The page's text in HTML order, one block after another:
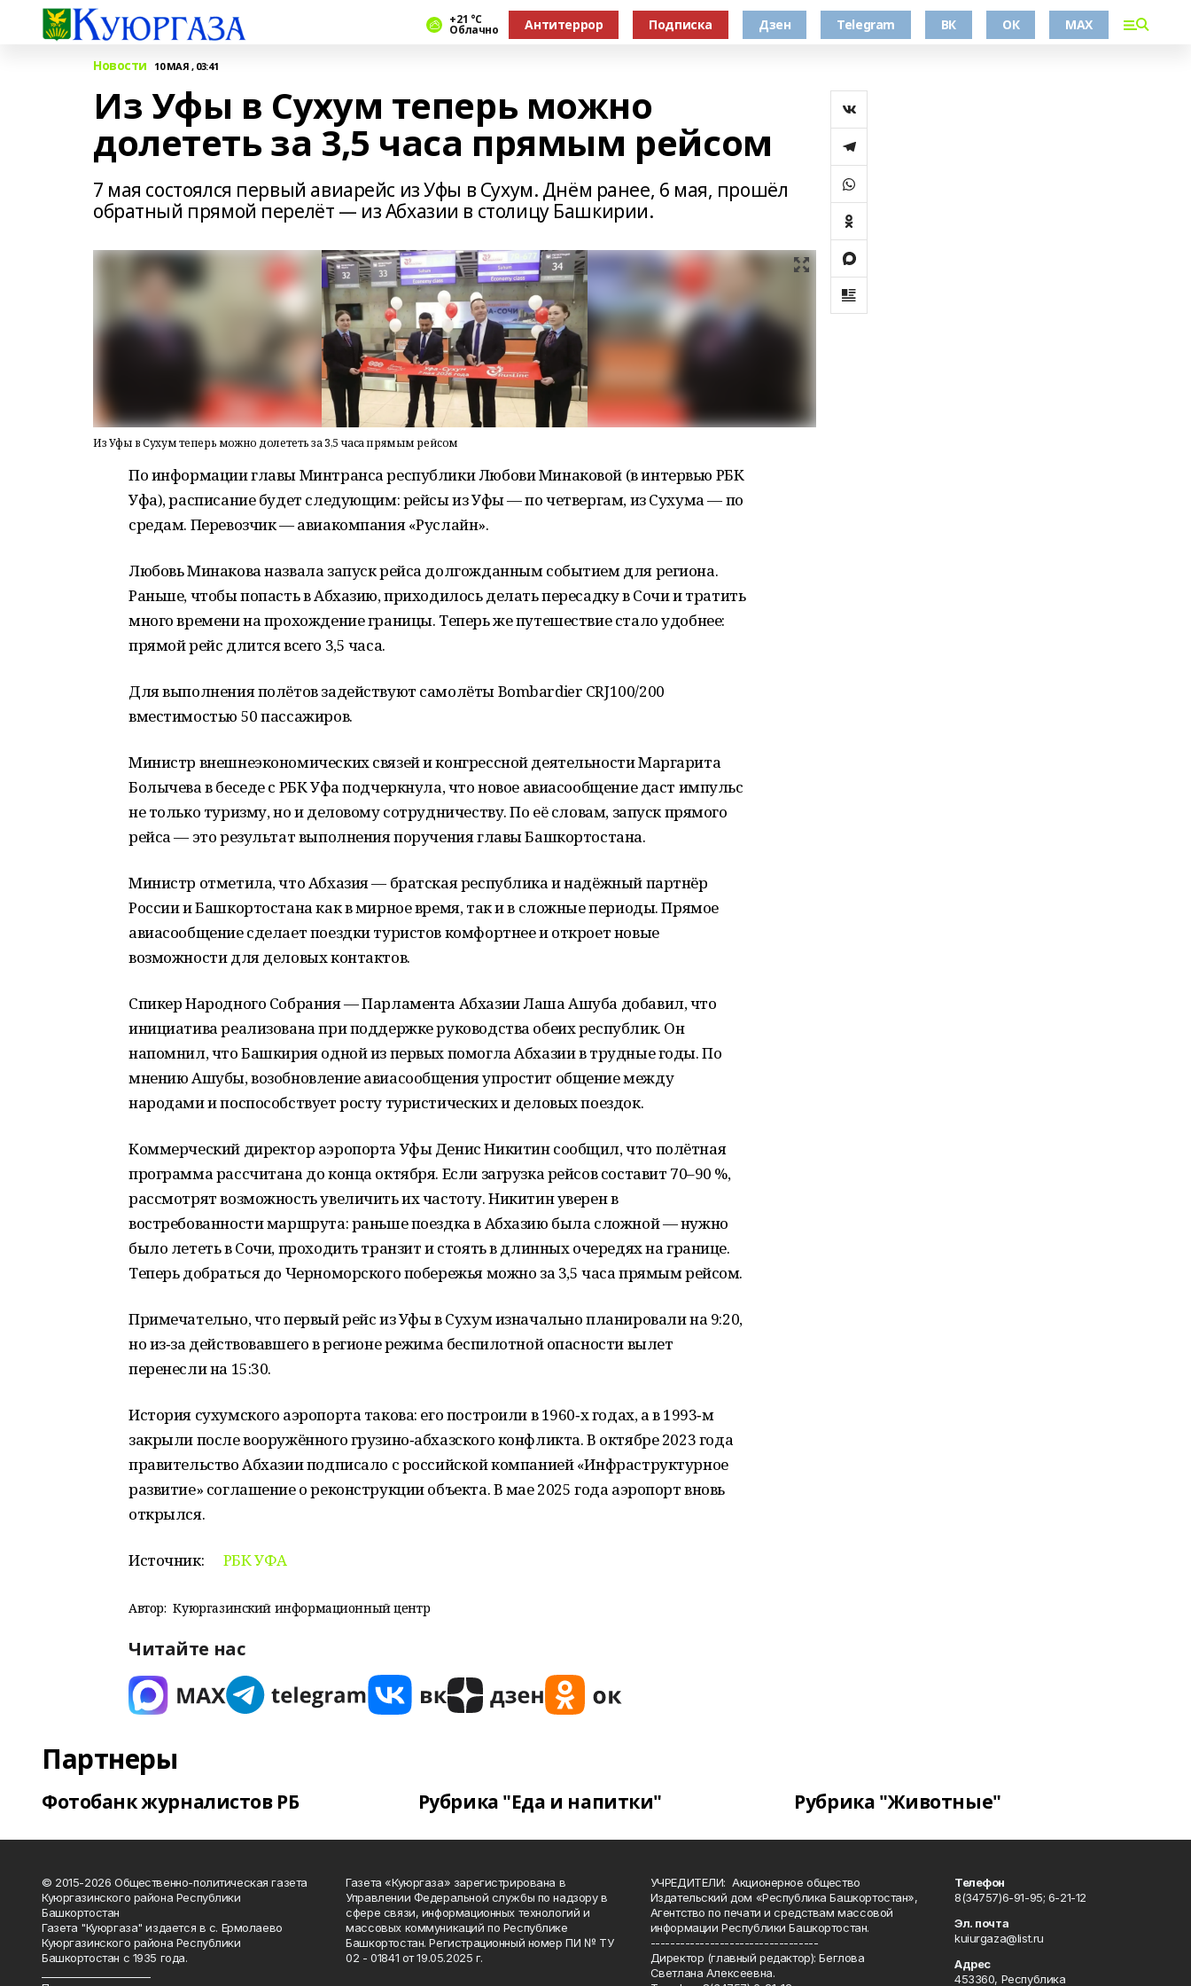
+21 °С
Облачно Антитеррор Подписка Дзен Telegram ВК ОК MAX
Новости 10 МАЯ , 03:41
Из Уфы в Сухум теперь можно
долететь за 3,5 часа прямым рейсом
7 мая состоялся первый авиарейс из Уфы в Сухум. Днём ранее, 6 мая, прошёл
обратный прямой перелёт — из Абхазии в столицу Башкирии.
Из Уфы в Сухум теперь можно долететь за 3,5 часа прямым рейсом
По информации главы Минтранса республики Любови Минаковой (в интервью РБК
Уфа), расписание будет следующим: рейсы из Уфы — по четвергам, из Сухума — по
средам. Перевозчик — авиакомпания «Руслайн».
Любовь Минакова назвала запуск рейса долгожданным событием для региона.
Раньше, чтобы попасть в Абхазию, приходилось делать пересадку в Сочи и тратить
много времени на прохождение границы. Теперь же путешествие стало удобнее:
прямой рейс длится всего 3,5 часа.
Для выполнения полётов задействуют самолёты Bombardier CRJ100/200
вместимостью 50 пассажиров.
Министр внешнеэкономических связей и конгрессной деятельности Маргарита
Болычева в беседе с РБК Уфа подчеркнула, что новое авиасообщение даст импульс
не только туризму, но и деловому сотрудничеству. По её словам, запуск прямого
рейса — это результат выполнения поручения главы Башкортостана.
Министр отметила, что Абхазия — братская республика и надёжный партнёр
России и Башкортостана как в мирное время, так и в сложные периоды. Прямое
авиасообщение сделает поездки туристов комфортнее и откроет новые
возможности для деловых контактов.
Спикер Народного Собрания — Парламента Абхазии Лаша Ашуба добавил, что
инициатива реализована при поддержке руководства обеих республик. Он
напомнил, что Башкирия одной из первых помогла Абхазии в трудные годы. По
мнению Ашубы, возобновление авиасообщения упростит общение между
народами и поспособствует росту туристических и деловых поездок.
Коммерческий директор аэропорта Уфы Денис Никитин сообщил, что полётная
программа рассчитана до конца октября. Если загрузка рейсов составит 70–90 %,
рассмотрят возможность увеличить их частоту. Никитин уверен в
востребованности маршрута: раньше поездка в Абхазию была сложной — нужно
было лететь в Сочи, проходить транзит и стоять в длинных очередях на границе.
Теперь добраться до Черноморского побережья можно за 3,5 часа прямым рейсом.
Примечательно, что первый рейс из Уфы в Сухум изначально планировали на 9:20,
но из‑за действовавшего в регионе режима беспилотной опасности вылет
перенесли на 15:30.
История сухумского аэропорта такова: его построили в 1960‑х годах, а в 1993‑м
закрыли после вооружённого грузино‑абхазского конфликта. В октябре 2023 года
правительство Абхазии подписало с российской компанией «Инфраструктурное
развитие» соглашение о реконструкции объекта. В мае 2025 года аэропорт вновь
открылся.
Источник: РБК УФА
Автор: Куюргазинский информационный центр
Читайте нас
Партнеры
Фотобанк журналистов РБ Рубрика "Еда и напитки" Рубрика "Животные"
© 2015-2026 Общественно-политическая газета
Куюргазинского района Республики
Башкортостан
Газета "Куюргаза" издается в с. Ермолаево
Куюргазинского района Республики
Башкортостан с 1935 года.
Газета «Куюргаза» зарегистрирована в
Управлении Федеральной службы по надзору в
сфере связи, информационных технологий и
массовых коммуникаций по Республике
Башкортостан. Регистрационный номер ПИ № ТУ
02 - 01841 от 19.05.2025 г.
УЧРЕДИТЕЛИ: Акционерное общество
Издательский дом «Республика Башкортостан»,
Агентство по печати и средствам массовой
информации Республики Башкортостан.
----------------------------------
Директор (главный редактор): Беглова
Светлана Алексеевна.
Телефон
8(34757)6-91-95; 6-21-12
Эл. почта
kuiurgaza@list.ru
Адрес
453360, Республика